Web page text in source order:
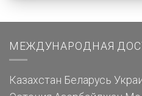
МЕЖДУНАРОДНАЯ
Казахстан Беларусь